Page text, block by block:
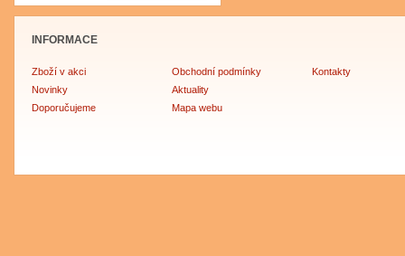
INFORMACE
Zboží v akci
Novinky
Doporučujeme
Obchodní podmínky
Aktuality
Mapa webu
Kontakty